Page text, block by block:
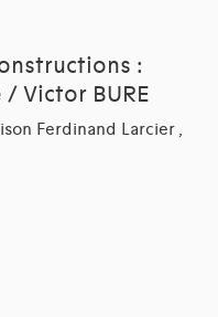
:
Victor BURE
Ferdinand Larcier ,